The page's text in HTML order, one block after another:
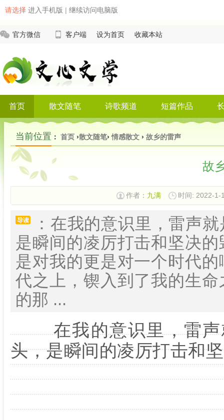
请选择 进入手机版 | 继续访问电脑版
官方微信 客户端 设为首页 收藏本站
首页 散文随笔 诗歌频道 短篇作品
当前位置 ： 首页 ›散文随笔› 情感散文 › 故乡的雷声
故
作者： 九满 时间: 2022-1-
导读
：在我的意识里，雷声
是瞬间的凌厉打击和坚决
是对我的更是对一个时代
代之上，锲入到了我的生
的那 ...
在我的意识里，雷声
头，是瞬间的凌厉打击和